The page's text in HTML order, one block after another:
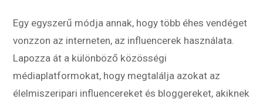
Egy egyszerű módja annak, hogy több éhes vendéget
vonzzon az interneten, az influencerek használata.
Lapozza át a különböző közösségi
médiaplatformokat, hogy megtalálja azokat az
élelmiszeripari influencereket és bloggereket, akiknek